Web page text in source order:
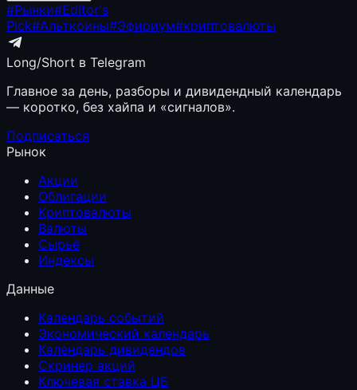
#Рынки#Editor's
Pick#Альткоины#Эфириум#криптовалюты
Long/Short в Telegram
Главное за день, разборы и дивидендный календарь
— коротко, без хайпа и «сигналов».
Подписаться
Рынок
Акции
Облигации
Криптовалюты
Валюты
Сырьё
Индексы
Данные
Календарь событий
Экономический календарь
Календарь дивидендов
Скринер акций
Ключевая ставка ЦБ